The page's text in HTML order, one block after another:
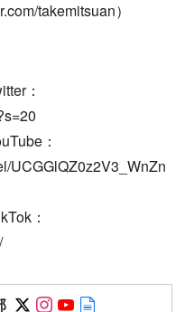
takemitsuan）
：
：
UCGGlQZ0z2V3_WnZn
：
Follow on SNS
Follow on SNS
Follow on